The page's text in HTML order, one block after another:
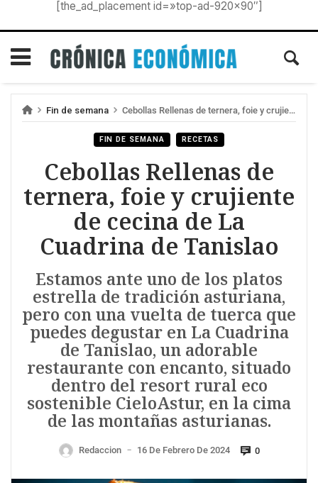
[the_ad_placement id=»top-ad-920×90″]
Fin de semana Cebollas Rellenas de ternera, foie y crujiente de cecina de La Cuadrina de Tanislao
FIN DE SEMANA RECETAS
Cebollas Rellenas de
ternera, foie y crujiente
de cecina de La
Cuadrina de Tanislao
Estamos ante uno de los platos
estrella de tradición asturiana,
pero con una vuelta de tuerca que
puedes degustar en La Cuadrina
de Tanislao, un adorable
restaurante con encanto, situado
dentro del resort rural eco
sostenible CieloAstur, en la cima
de las montañas asturianas.
Redaccion — 16 De Febrero De 2024 0